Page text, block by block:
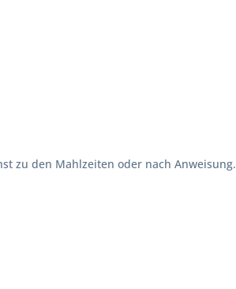
zu den Mahlzeiten oder nach Anweisung.